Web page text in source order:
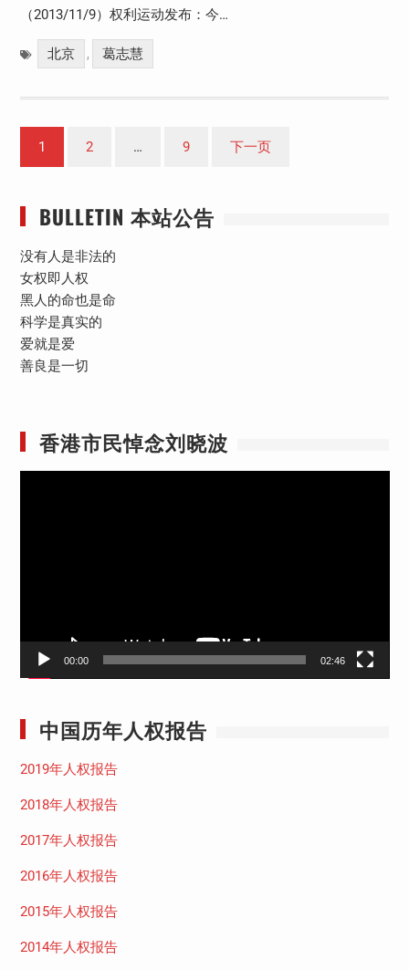
（2013/11/9）权利运动发布：今…
北京 , 葛志慧
章
页
1 2 … 9 下一页
BULLETIN 本站公告
没有人是非法的
女权即人权
黑人的命也是命
科学是真实的
爱就是爱
善良是一切
香港市民悼念刘晓波
00:00 02:46
中国历年人权报告
2019年人权报告
2018年人权报告
2017年人权报告
2016年人权报告
2015年人权报告
2014年人权报告